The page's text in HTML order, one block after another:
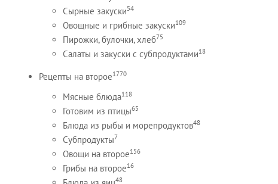
Сырные закуски54
Овощные и грибные закуски109
Пирожки, булочки, хлеб75
Салаты и закуски с субпродуктами18
Рецепты на второе1770
Мясные блюда118
Готовим из птицы65
Блюда из рыбы и морепродуктов48
Субпродукты7
Овощи на второе156
Грибы на второе16
48